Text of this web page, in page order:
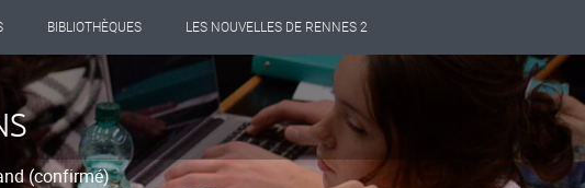
BIBLIOTHÈQUES LES NOUVELLES DE RENNES 2
(confirmé)